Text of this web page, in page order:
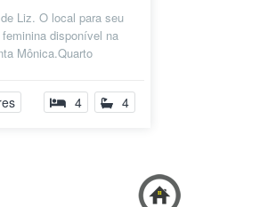
Liz. O local para seu
disponível na
Mônica.Quarto
4 4